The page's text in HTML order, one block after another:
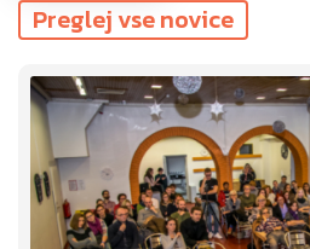
Preglej vse novice